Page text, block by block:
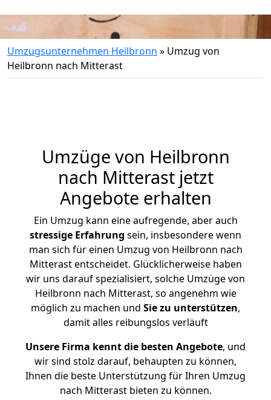
Umzugsunternehmen Heilbronn » Umzug von
Heilbronn nach Mitterast
Umzüge von Heilbronn
nach Mitterast jetzt
Angebote erhalten
Ein Umzug kann eine aufregende, aber auch
stressige Erfahrung sein, insbesondere wenn
man sich für einen Umzug von Heilbronn nach
Mitterast entscheidet. Glücklicherweise haben
wir uns darauf spezialisiert, solche Umzüge von
Heilbronn nach Mitterast, so angenehm wie
möglich zu machen und Sie zu unterstützen,
damit alles reibungslos verläuft
Unsere Firma kennt die besten Angebote, und
wir sind stolz darauf, behaupten zu können,
Ihnen die beste Unterstützung für Ihren Umzug
nach Mitterast bieten zu können.